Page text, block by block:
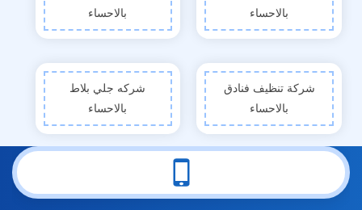
بالاحساء
بالاحساء
شركة تنظيف فنادق
بالاحساء
شركه جلي بلاط
بالاحساء